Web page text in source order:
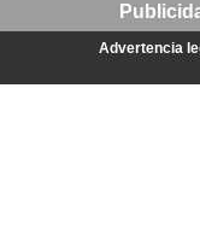
Advertencia